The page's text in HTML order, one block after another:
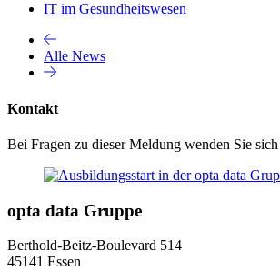
IT im Gesundheitswesen
Alle News
Kontakt
Bei Fragen zu dieser Meldung wenden Sie
opta data Gruppe
Berthold-Beitz-Boulevard 514
45141 Essen